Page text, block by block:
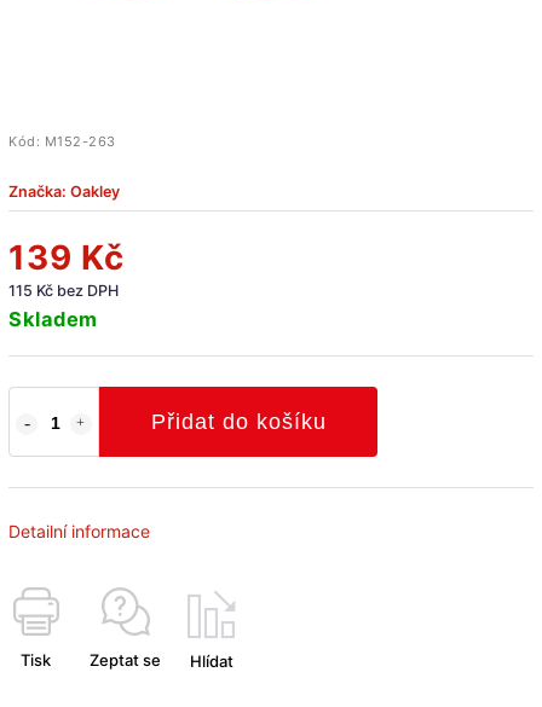
Kód: M152-263
Značka: Oakley
139 Kč
115 Kč bez DPH
Skladem
Přidat do košíku
Detailní informace
Tisk Zeptat se Hlídat